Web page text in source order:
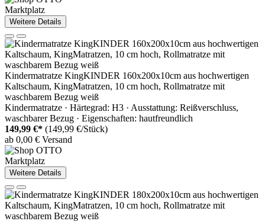
Marktplatz
Weitere Details
Kindermatratze KingKINDER 160x200x10cm aus hochwertigen
Kaltschaum, KingMatratzen, 10 cm hoch, Rollmatratze mit
waschbarem Bezug weiß
Kindermatratze · Härtegrad: H3 · Ausstattung: Reißverschluss,
waschbarer Bezug · Eigenschaften: hautfreundlich
149,99 €* (149,99 €/Stück)
ab 0,00 € Versand
Marktplatz
Weitere Details